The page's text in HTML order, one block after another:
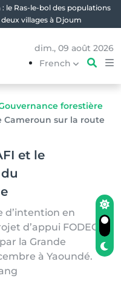
le Ras-le-bol des populations
deux villages à Djoum
dim., 09 août 2026
French
forestière
Cameroun sur la route
et le
d’intention en
d’appui FODECC
la Grande
à Yaoundé.